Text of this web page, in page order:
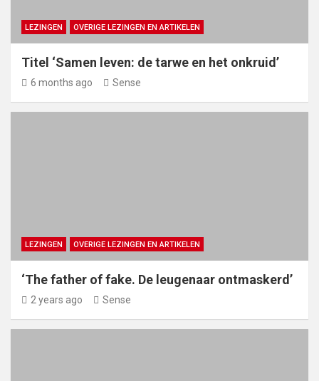
LEZINGEN OVERIGE LEZINGEN EN ARTIKELEN
Titel ‘Samen leven: de tarwe en het onkruid’
6 months ago Sense
LEZINGEN OVERIGE LEZINGEN EN ARTIKELEN
‘The father of fake. De leugenaar ontmaskerd’
2 years ago Sense